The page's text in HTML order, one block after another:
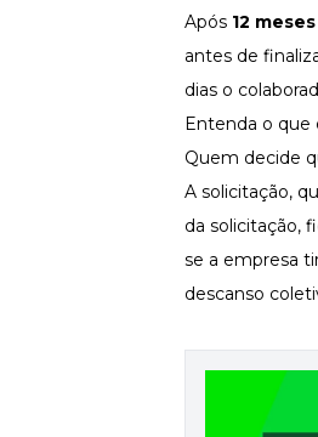
Recursos Humanos
Fortaleça a cultura
Desenvolva a sua equipe
Materiais Gratuitos
Materiais Gratuitos
Todos os Materiais
Confira nossos materiais
Ferramentas e
Para agilizar o seu trabalho
Após 12
antes de
dias o
Entenda o que
Quem decide
A solicitação,
da solicitação,
se a empresa
descanso